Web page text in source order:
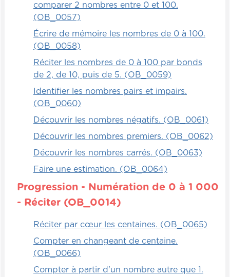
comparer 2 nombres entre 0 et 100.
(OB_0057)
Écrire de mémoire les nombres de 0 à 100.
(OB_0058)
Réciter les nombres de 0 à 100 par bonds
de 2, de 10, puis de 5. (OB_0059)
Identifier les nombres pairs et impairs.
(OB_0060)
Découvrir les nombres négatifs. (OB_0061)
Découvrir les nombres premiers. (OB_0062)
Découvrir les nombres carrés. (OB_0063)
Faire une estimation. (OB_0064)
Progression - Numération de 0 à 1 000
- Réciter (OB_0014)
Réciter par cœur les centaines. (OB_0065)
Compter en changeant de centaine.
(OB_0066)
Compter à partir d'un nombre autre que 1.